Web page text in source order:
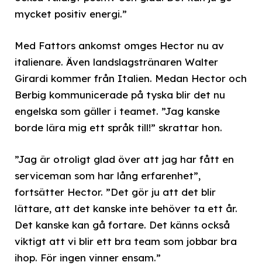
mycket positiv energi.”
Med Fattors ankomst omges Hector nu av
italienare. Även landslagstränaren Walter
Girardi kommer från Italien. Medan Hector och
Berbig kommunicerade på tyska blir det nu
engelska som gäller i teamet. ”Jag kanske
borde lära mig ett språk till!” skrattar hon.
”Jag är otroligt glad över att jag har fått en
serviceman som har lång erfarenhet”,
fortsätter Hector. ”Det gör ju att det blir
lättare, att det kanske inte behöver ta ett år.
Det kanske kan gå fortare. Det känns också
viktigt att vi blir ett bra team som jobbar bra
ihop. För ingen vinner ensam.”